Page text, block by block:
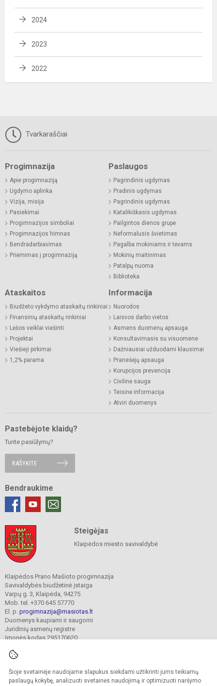
Šioje svetainėje naudojame slapukus siekdami užtikrinti jums teikiamų
paslaugų kokybę, analizuoti svetainės naudojimą ir optimizuoti naršymo
2024
2023
2022
Tvarkaraščiai
Progimnazija
Apie progimnaziją
Ugdymo aplinka
Vizija, misija
Pasiekimai
Progimnazijos simboliai
Progimnazijos himnas
Bendradarbiavimas
Priėmimas į progimnaziją
Paslaugos
Pagrindinis ugdymas
Pradinis ugdymas
Pagrindinis ugdymas
Katalikiškasis ugdymas
Pailgintos dienos grupė
Neformalusis švietimas
Pagalba mokiniams ir tėvams
Mokinių maitinimas
Patalpų nuoma
Biblioteka
Ataskaitos
Biudžeto vykdymo ataskaitų rinkiniai
Finansinių ataskaitų rinkiniai
Lėšos veiklai viešinti
Projektai
Viešieji pirkimai
1,2% parama
Informacija
Nuorodos
Laisvos darbo vietos
Asmens duomenų apsauga
Konsultavimasis su visuomene
Dažniausiai užduodami klausimai
Pranešėjų apsauga
Korupcijos prevencija
Civilinė sauga
Teisinė informacija
Atviri duomenys
Pastebėjote klaidų?
Turite pasiūlymų?
RAŠYKITE
Bendraukime
Steigėjas
Klaipėdos miesto savivaldybė
Klaipėdos Prano Mašioto progimnazija
Savivaldybės biudžetinė įstaiga
Varpų g. 3, Klaipėda, 94275
Mob. tel. +370 645 57770
El. p. progimnazija@masiotas.lt
Duomenys kaupiami ir saugomi
Juridinių asmenų registre
Įmonės kodas 295170620
© 2022. Klaipėdos Prano Mašioto progimnazija. Visos teisės saugomos.
Kopijuoti turinį be raštiško įstaigos administracijos sutikimo griežtai draudžiama.